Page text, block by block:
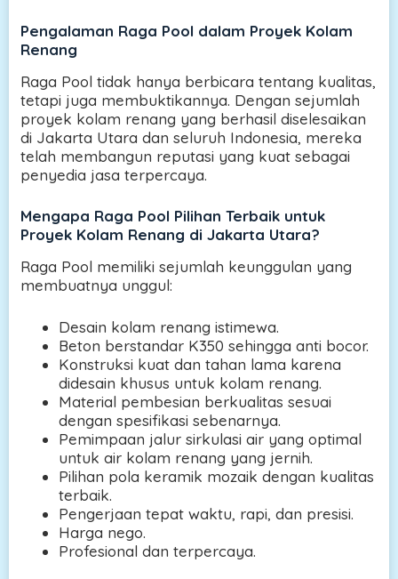
Pengalaman Raga Pool dalam Proyek Kolam
Renang
Raga Pool tidak hanya berbicara tentang kualitas,
tetapi juga membuktikannya. Dengan sejumlah
proyek kolam renang yang berhasil diselesaikan
di Jakarta Utara dan seluruh Indonesia, mereka
telah membangun reputasi yang kuat sebagai
penyedia jasa terpercaya.
Mengapa Raga Pool Pilihan Terbaik untuk
Proyek Kolam Renang di Jakarta Utara?
Raga Pool memiliki sejumlah keunggulan yang
membuatnya unggul:
Desain kolam renang istimewa.
Beton berstandar K350 sehingga anti bocor.
Konstruksi kuat dan tahan lama karena
didesain khusus untuk kolam renang.
Material pembesian berkualitas sesuai
dengan spesifikasi sebenarnya.
Pemimpaan jalur sirkulasi air yang optimal
untuk air kolam renang yang jernih.
Pilihan pola keramik mozaik dengan kualitas
terbaik.
Pengerjaan tepat waktu, rapi, dan presisi.
Harga nego.
Profesional dan terpercaya.